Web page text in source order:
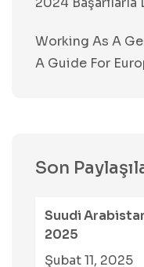
Working As A
A Guide For
Son
Suudi
2025
Şubat 11, 2025